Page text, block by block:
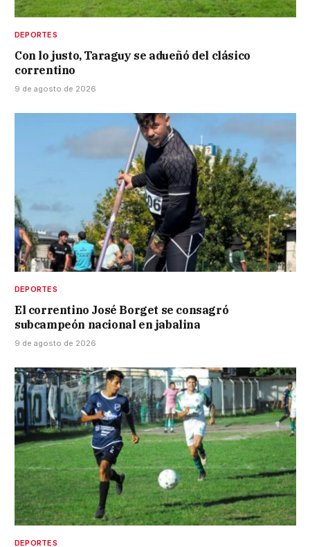
DEPORTES
Con lo justo, Taraguy se adueñó del clásico
correntino
9 de agosto de 2026
DEPORTES
El correntino José Borget se consagró
subcampeón nacional en jabalina
9 de agosto de 2026
DEPORTES